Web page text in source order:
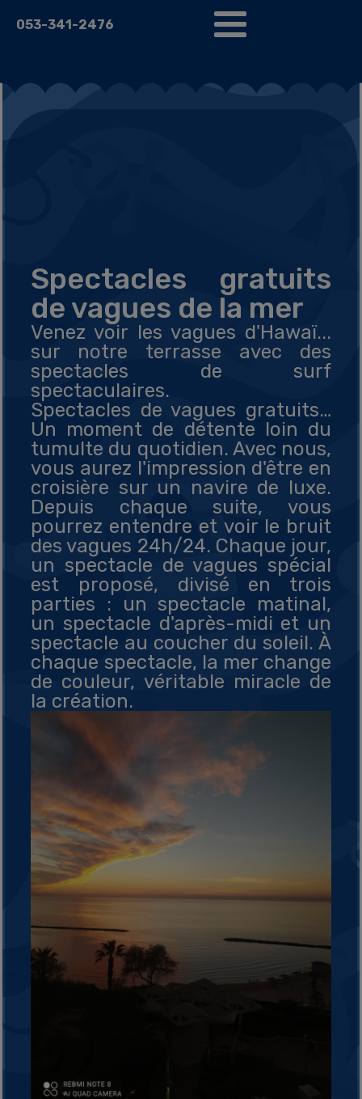
053-341-2476
Spectacles gratuits
de vagues de la mer
Venez voir les vagues d'Hawaï...
sur notre terrasse avec des
spectacles de surf
spectaculaires.
Spectacles de vagues gratuits…
Un moment de détente loin du
tumulte du quotidien. Avec nous,
vous aurez l'impression d'être en
croisière sur un navire de luxe.
Depuis chaque suite, vous
pourrez entendre et voir le bruit
des vagues 24h/24. Chaque jour,
un spectacle de vagues spécial
est proposé, divisé en trois
parties : un spectacle matinal,
un spectacle d'après-midi et un
spectacle au coucher du soleil. À
chaque spectacle, la mer change
de couleur, véritable miracle de
la création.